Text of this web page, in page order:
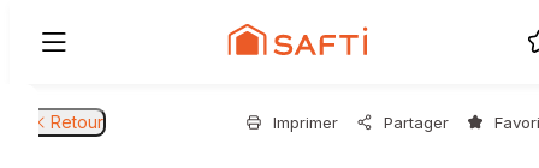
Retour Imprimer Partager